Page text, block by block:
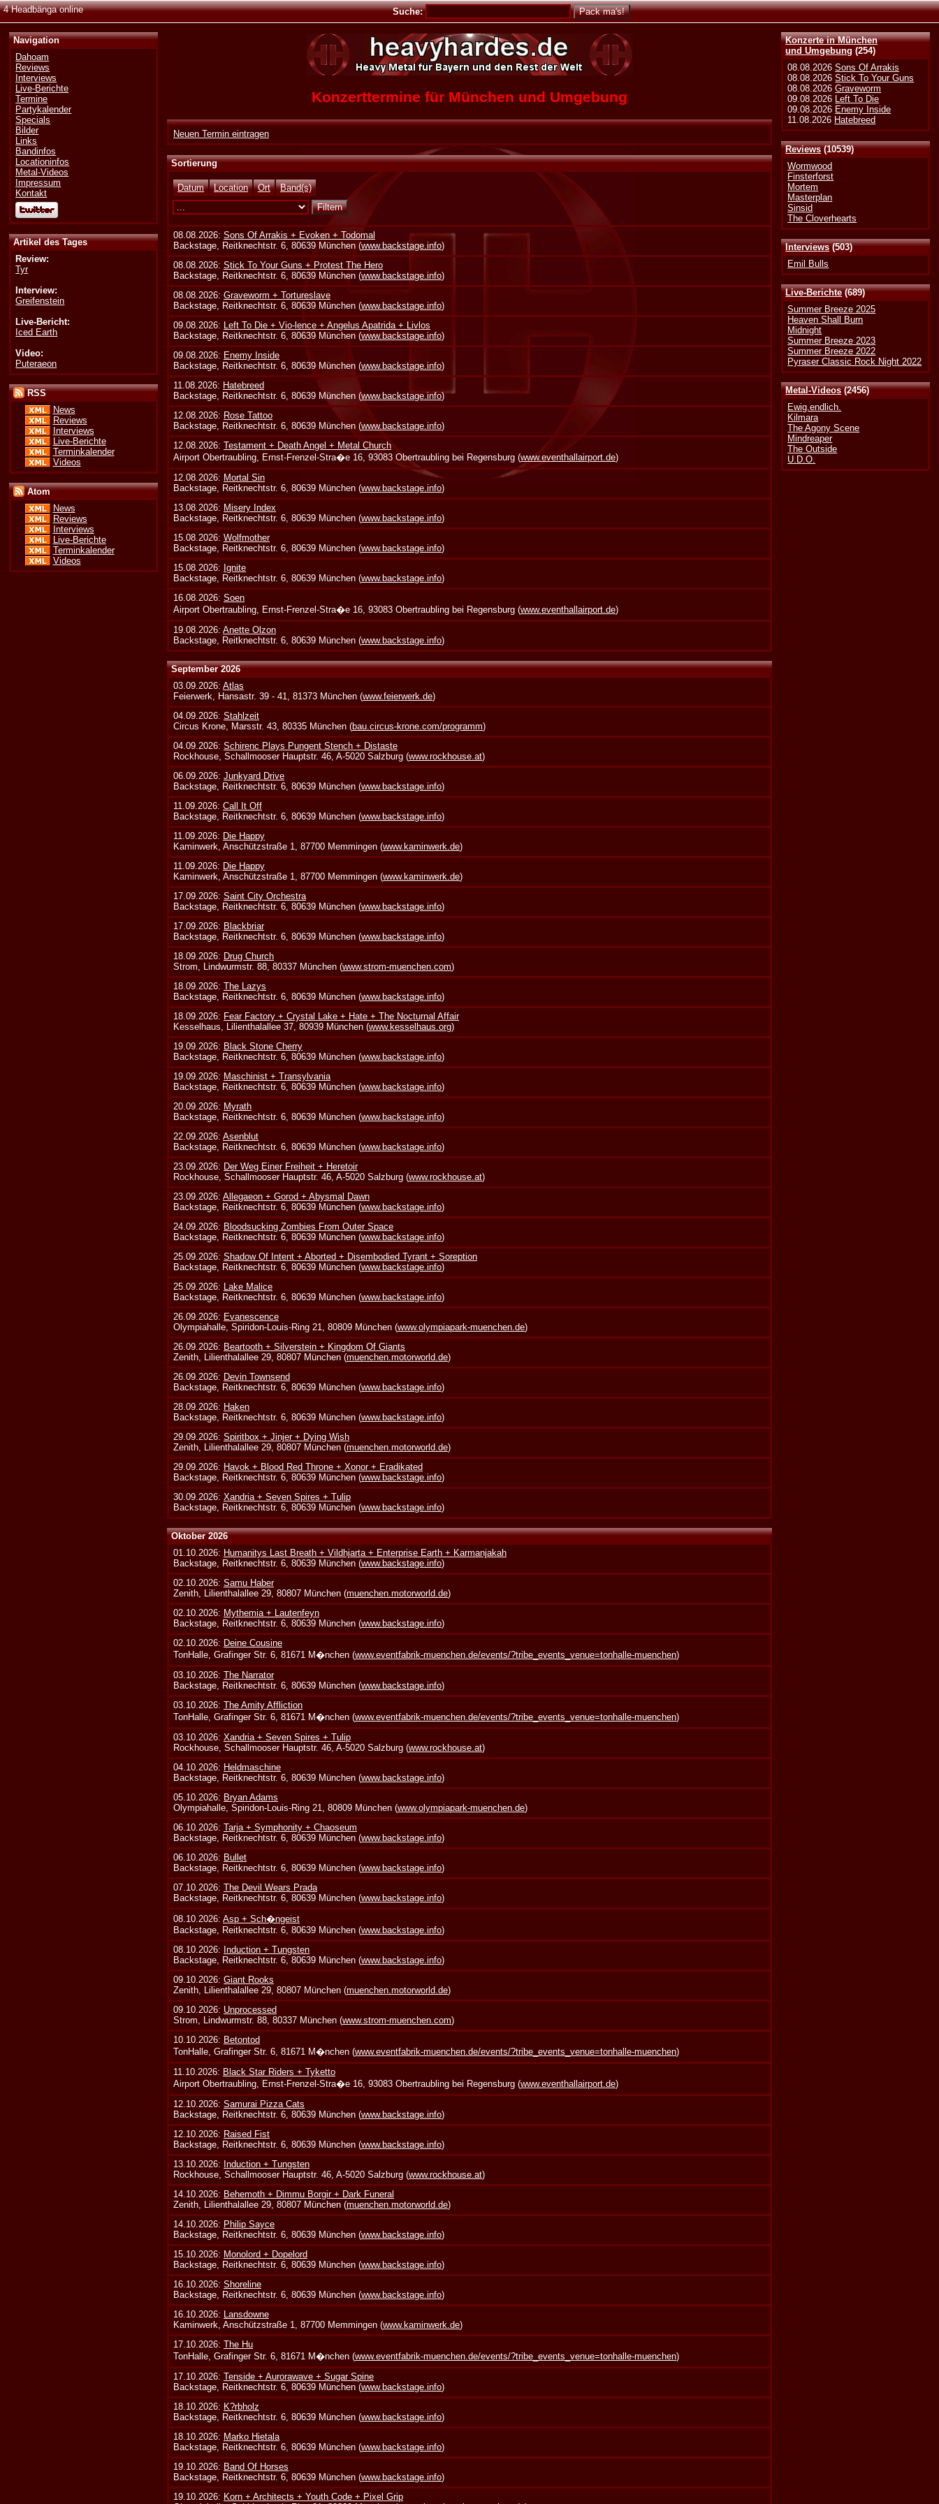
4 Headbänga online Suche:
Konzerte in München
und Umgebung (254)
08.08.2026Sons Of Arrakis
08.08.2026Stick To Your Guns
08.08.2026Graveworm
09.08.2026 Left To Die
09.08.2026 Enemy Inside
11.08.2026 Hatebreed
Reviews(10539)
Wormwood
Finsterforst
Mortem
Masterplan
Sinsid
The Cloverhearts
Interviews(503)
Emil Bulls
Live-Berichte(689)
Summer Breeze 2025
Heaven Shall Burn
Midnight
Summer Breeze 2023
Summer Breeze 2022
Pyraser Classic Rock Night 2022
Metal-Videos(2456)
Ewig.endlich.
Kilmara
The Agony Scene
Mindreaper
The Outside
U.D.O.
Navigation
Dahoam
Reviews
Interviews
Live-Berichte
Termine
Partykalender
Specials
Bilder
Links
Bandinfos
Locationinfos
Metal-Videos
Impressum
Kontakt
Artikel des Tages
Review:
Tyr
Interview:
Greifenstein
Live-Bericht:
Iced Earth
Video:
Puteraeon
RSS
News
Reviews
Interviews
Live-Berichte
Terminkalender
Videos
Atom
News
Reviews
Interviews
Live-Berichte
Terminkalender
Videos
Konzerttermine für München und Umgebung
Neuen Termin eintragen
Sortierung
Datum Location Ort Band(s)
08.08.2026:Sons Of Arrakis + Evoken + Todomal
Backstage, Reitknechtstr. 6, 80639 München (www.backstage.info)
08.08.2026:Stick To Your Guns + Protest The Hero
Backstage, Reitknechtstr. 6, 80639 München (www.backstage.info)
08.08.2026:Graveworm + Tortureslave
Backstage, Reitknechtstr. 6, 80639 München (www.backstage.info)
09.08.2026: Left To Die + Vio-lence + Angelus Apatrida + Livlos
Backstage, Reitknechtstr. 6, 80639 München (www.backstage.info)
09.08.2026: Enemy Inside
Backstage, Reitknechtstr. 6, 80639 München (www.backstage.info)
11.08.2026: Hatebreed
Backstage, Reitknechtstr. 6, 80639 München (www.backstage.info)
12.08.2026: Rose Tattoo
Backstage, Reitknechtstr. 6, 80639 München (www.backstage.info)
12.08.2026:Testament + Death Angel + Metal Church
Airport Obertraubling, Ernst-Frenzel-Stra�e 16, 93083 Obertraubling bei Regensburg (www.eventhallairport.de)
12.08.2026: Mortal Sin
Backstage, Reitknechtstr. 6, 80639 München (www.backstage.info)
13.08.2026: Misery Index
Backstage, Reitknechtstr. 6, 80639 München (www.backstage.info)
15.08.2026:Wolfmother
Backstage, Reitknechtstr. 6, 80639 München (www.backstage.info)
15.08.2026: Ignite
Backstage, Reitknechtstr. 6, 80639 München (www.backstage.info)
16.08.2026:Soen
Airport Obertraubling, Ernst-Frenzel-Stra�e 16, 93083 Obertraubling bei Regensburg (www.eventhallairport.de)
19.08.2026:Anette Olzon
Backstage, Reitknechtstr. 6, 80639 München (www.backstage.info)
September 2026
03.09.2026:Atlas
Feierwerk, Hansastr. 39 - 41, 81373 München (www.feierwerk.de)
04.09.2026:Stahlzeit
Circus Krone, Marsstr. 43, 80335 München (bau.circus-krone.com/programm)
04.09.2026:Schirenc Plays Pungent Stench + Distaste
Rockhouse, Schallmooser Hauptstr. 46, A-5020 Salzburg (www.rockhouse.at)
06.09.2026:Junkyard Drive
Backstage, Reitknechtstr. 6, 80639 München (www.backstage.info)
11.09.2026:Call It Off
Backstage, Reitknechtstr. 6, 80639 München (www.backstage.info)
11.09.2026: Die Happy
Kaminwerk, Anschützstraße 1, 87700 Memmingen (www.kaminwerk.de)
11.09.2026: Die Happy
Kaminwerk, Anschützstraße 1, 87700 Memmingen (www.kaminwerk.de)
17.09.2026:Saint City Orchestra
Backstage, Reitknechtstr. 6, 80639 München (www.backstage.info)
17.09.2026: Blackbriar
Backstage, Reitknechtstr. 6, 80639 München (www.backstage.info)
18.09.2026: Drug Church
Strom, Lindwurmstr. 88, 80337 München (www.strom-muenchen.com)
18.09.2026:The Lazys
Backstage, Reitknechtstr. 6, 80639 München (www.backstage.info)
18.09.2026: Fear Factory + Crystal Lake + Hate + The Nocturnal Affair
Kesselhaus, Lilienthalallee 37, 80939 München (www.kesselhaus.org)
19.09.2026: Black Stone Cherry
Backstage, Reitknechtstr. 6, 80639 München (www.backstage.info)
19.09.2026: Maschinist + Transylvania
Backstage, Reitknechtstr. 6, 80639 München (www.backstage.info)
20.09.2026: Myrath
Backstage, Reitknechtstr. 6, 80639 München (www.backstage.info)
22.09.2026:Asenblut
Backstage, Reitknechtstr. 6, 80639 München (www.backstage.info)
23.09.2026: Der Weg Einer Freiheit + Heretoir
Rockhouse, Schallmooser Hauptstr. 46, A-5020 Salzburg (www.rockhouse.at)
23.09.2026:Allegaeon + Gorod + Abysmal Dawn
Backstage, Reitknechtstr. 6, 80639 München (www.backstage.info)
24.09.2026: Bloodsucking Zombies From Outer Space
Backstage, Reitknechtstr. 6, 80639 München (www.backstage.info)
25.09.2026:Shadow Of Intent + Aborted + Disembodied Tyrant + Soreption
Backstage, Reitknechtstr. 6, 80639 München (www.backstage.info)
25.09.2026: Lake Malice
Backstage, Reitknechtstr. 6, 80639 München (www.backstage.info)
26.09.2026: Evanescence
Olympiahalle, Spiridon-Louis-Ring 21, 80809 München (www.olympiapark-muenchen.de)
26.09.2026: Beartooth + Silverstein + Kingdom Of Giants
Zenith, Lilienthalallee 29, 80807 München (muenchen.motorworld.de)
26.09.2026: Devin Townsend
Backstage, Reitknechtstr. 6, 80639 München (www.backstage.info)
28.09.2026: Haken
Backstage, Reitknechtstr. 6, 80639 München (www.backstage.info)
29.09.2026:Spiritbox + Jinjer + Dying Wish
Zenith, Lilienthalallee 29, 80807 München (muenchen.motorworld.de)
29.09.2026: Havok + Blood Red Throne + Xonor + Eradikated
Backstage, Reitknechtstr. 6, 80639 München (www.backstage.info)
30.09.2026:Xandria + Seven Spires + Tulip
Backstage, Reitknechtstr. 6, 80639 München (www.backstage.info)
Oktober 2026
01.10.2026: Humanitys Last Breath + Vildhjarta + Enterprise Earth + Karmanjakah
Backstage, Reitknechtstr. 6, 80639 München (www.backstage.info)
02.10.2026:Samu Haber
Zenith, Lilienthalallee 29, 80807 München (muenchen.motorworld.de)
02.10.2026: Mythemia + Lautenfeyn
Backstage, Reitknechtstr. 6, 80639 München (www.backstage.info)
02.10.2026: Deine Cousine
TonHalle, Grafinger Str. 6, 81671 M�nchen (www.eventfabrik-muenchen.de/events/?tribe_events_venue=tonhalle-muenchen)
03.10.2026:The Narrator
Backstage, Reitknechtstr. 6, 80639 München (www.backstage.info)
03.10.2026:The Amity Affliction
TonHalle, Grafinger Str. 6, 81671 M�nchen (www.eventfabrik-muenchen.de/events/?tribe_events_venue=tonhalle-muenchen)
03.10.2026:Xandria + Seven Spires + Tulip
Rockhouse, Schallmooser Hauptstr. 46, A-5020 Salzburg (www.rockhouse.at)
04.10.2026: Heldmaschine
Backstage, Reitknechtstr. 6, 80639 München (www.backstage.info)
05.10.2026: Bryan Adams
Olympiahalle, Spiridon-Louis-Ring 21, 80809 München (www.olympiapark-muenchen.de)
06.10.2026:Tarja + Symphonity + Chaoseum
Backstage, Reitknechtstr. 6, 80639 München (www.backstage.info)
06.10.2026: Bullet
Backstage, Reitknechtstr. 6, 80639 München (www.backstage.info)
07.10.2026:The Devil Wears Prada
Backstage, Reitknechtstr. 6, 80639 München (www.backstage.info)
08.10.2026:Asp + Sch�ngeist
Backstage, Reitknechtstr. 6, 80639 München (www.backstage.info)
08.10.2026: Induction + Tungsten
Backstage, Reitknechtstr. 6, 80639 München (www.backstage.info)
09.10.2026:Giant Rooks
Zenith, Lilienthalallee 29, 80807 München (muenchen.motorworld.de)
09.10.2026: Unprocessed
Strom, Lindwurmstr. 88, 80337 München (www.strom-muenchen.com)
10.10.2026: Betontod
TonHalle, Grafinger Str. 6, 81671 M�nchen (www.eventfabrik-muenchen.de/events/?tribe_events_venue=tonhalle-muenchen)
11.10.2026: Black Star Riders + Tyketto
Airport Obertraubling, Ernst-Frenzel-Stra�e 16, 93083 Obertraubling bei Regensburg (www.eventhallairport.de)
12.10.2026:Samurai Pizza Cats
Backstage, Reitknechtstr. 6, 80639 München (www.backstage.info)
12.10.2026: Raised Fist
Backstage, Reitknechtstr. 6, 80639 München (www.backstage.info)
13.10.2026: Induction + Tungsten
Rockhouse, Schallmooser Hauptstr. 46, A-5020 Salzburg (www.rockhouse.at)
14.10.2026: Behemoth + Dimmu Borgir + Dark Funeral
Zenith, Lilienthalallee 29, 80807 München (muenchen.motorworld.de)
14.10.2026: Philip Sayce
Backstage, Reitknechtstr. 6, 80639 München (www.backstage.info)
15.10.2026: Monolord + Dopelord
Backstage, Reitknechtstr. 6, 80639 München (www.backstage.info)
16.10.2026:Shoreline
Backstage, Reitknechtstr. 6, 80639 München (www.backstage.info)
16.10.2026: Lansdowne
Kaminwerk, Anschützstraße 1, 87700 Memmingen (www.kaminwerk.de)
17.10.2026:The Hu
TonHalle, Grafinger Str. 6, 81671 M�nchen (www.eventfabrik-muenchen.de/events/?tribe_events_venue=tonhalle-muenchen)
17.10.2026:Tenside + Aurorawave + Sugar Spine
Backstage, Reitknechtstr. 6, 80639 München (www.backstage.info)
18.10.2026: K?rbholz
Backstage, Reitknechtstr. 6, 80639 München (www.backstage.info)
18.10.2026: Marko Hietala
Backstage, Reitknechtstr. 6, 80639 München (www.backstage.info)
19.10.2026: Band Of Horses
Backstage, Reitknechtstr. 6, 80639 München (www.backstage.info)
19.10.2026: Korn + Architects + Youth Code + Pixel Grip